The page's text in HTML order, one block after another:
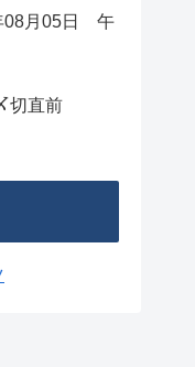
08月05日 午
切直前